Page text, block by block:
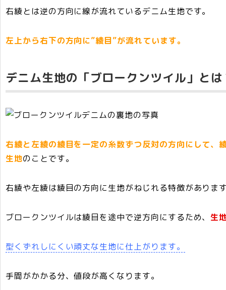
右綾とは逆の方向に線が流れているデニム生地です。
左上から右下の方向に”綾目”が流れています。
デニム生地の「ブロークンツイル」とは
右綾と左綾の綾目を一定の糸数ずつ反対の方向にして、
生地のことです。
右綾や左綾は綾目の方向に生地がねじれる特徴がありま
ブロークンツイルは綾目を途中で逆方向にするため、 生
型くずれしにくい頑丈な生地に仕上がります。
手間がかかる分、値段が高くなります。